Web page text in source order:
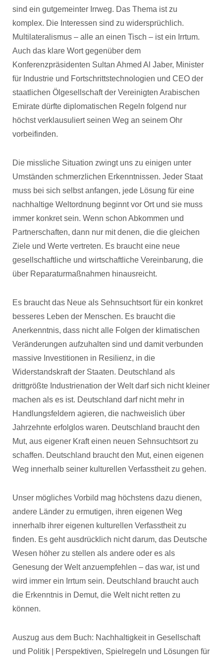
sind ein gutgemeinter Irrweg. Das Thema ist zu
komplex. Die Interessen sind zu widersprüchlich.
Multilateralismus – alle an einen Tisch – ist ein Irrtum.
Auch das klare Wort gegenüber dem
Konferenzpräsidenten Sultan Ahmed Al Jaber, Minister
für Industrie und Fortschrittstechnologien und CEO der
staatlichen Ölgesellschaft der Vereinigten Arabischen
Emirate dürfte diplomatischen Regeln folgend nur
höchst verklausuliert seinen Weg an seinem Ohr
vorbeifinden.
Die missliche Situation zwingt uns zu einigen unter
Umständen schmerzlichen Erkenntnissen. Jeder Staat
muss bei sich selbst anfangen, jede Lösung für eine
nachhaltige Weltordnung beginnt vor Ort und sie muss
immer konkret sein. Wenn schon Abkommen und
Partnerschaften, dann nur mit denen, die die gleichen
Ziele und Werte vertreten. Es braucht eine neue
gesellschaftliche und wirtschaftliche Vereinbarung, die
über Reparaturmaßnahmen hinausreicht.
Es braucht das Neue als Sehnsuchtsort für ein konkret
besseres Leben der Menschen. Es braucht die
Anerkenntnis, dass nicht alle Folgen der klimatischen
Veränderungen aufzuhalten sind und damit verbunden
massive Investitionen in Resilienz, in die
Widerstandskraft der Staaten. Deutschland als
drittgrößte Industrienation der Welt darf sich nicht kleiner
machen als es ist. Deutschland darf nicht mehr in
Handlungsfeldern agieren, die nachweislich über
Jahrzehnte erfolglos waren. Deutschland braucht den
Mut, aus eigener Kraft einen neuen Sehnsuchtsort zu
schaffen. Deutschland braucht den Mut, einen eigenen
Weg innerhalb seiner kulturellen Verfasstheit zu gehen.
Unser mögliches Vorbild mag höchstens dazu dienen,
andere Länder zu ermutigen, ihren eigenen Weg
innerhalb ihrer eigenen kulturellen Verfasstheit zu
finden. Es geht ausdrücklich nicht darum, das Deutsche
Wesen höher zu stellen als andere oder es als
Genesung der Welt anzuempfehlen – das war, ist und
wird immer ein Irrtum sein. Deutschland braucht auch
die Erkenntnis in Demut, die Welt nicht retten zu
können.
Auszug aus dem Buch: Nachhaltigkeit in Gesellschaft
und Politik | Perspektiven, Spielregeln und Lösungen für